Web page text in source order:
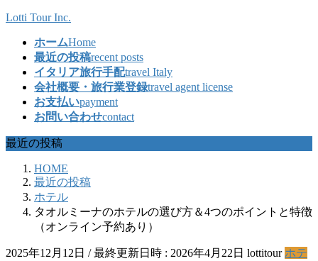
コ
ッ
プ
ナ
移
動
Lotti Tour Inc.
ホームHome
最近の投稿recent posts
イタリア旅行手配travel Italy
会社概要・旅行業登録travel agent license
お支払いpayment
お問い合わせcontact
最近の投稿
HOME
最近の投稿
ホテル
タオルミーナのホテルの選び方＆4つのポイントと特徴
（オンライン予約あり）
2025年12月12日 / 最終更新日時 : 2026年4月22日 lottitour ホテ